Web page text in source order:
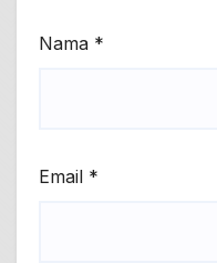
Nama *
Email *